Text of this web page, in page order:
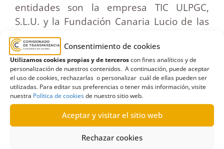
Consentimiento de cookies
Utilizamos cookies propias y de terceroscon fines analíticos y de
personalización de nuestros contenidos. A continuación, puede aceptar
el uso de cookies, rechazarlas o personalizar cuál de ellas pueden ser
utilizadas. Para editar sus preferencias o tener más información, visite
nuestra Política de cookiesde nuestro sitio web.
Aceptar y visitar el sitio web
Rechazar cookies
entidades son la empresa TIC ULPGC,
S.L.U. y la Fundación Canaria Lucio de las
Casas.
Todo el esfuerzo realizado por este sector
se ve reflejado en la nota media, que pasa
de un 5,59 en 2019 a un 8,80 en esta
última evaluación.
Evolución del Índice de Transparencia de